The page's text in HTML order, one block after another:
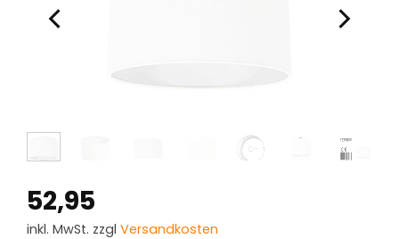
52,95
inkl. MwSt. zzgl Versandkosten